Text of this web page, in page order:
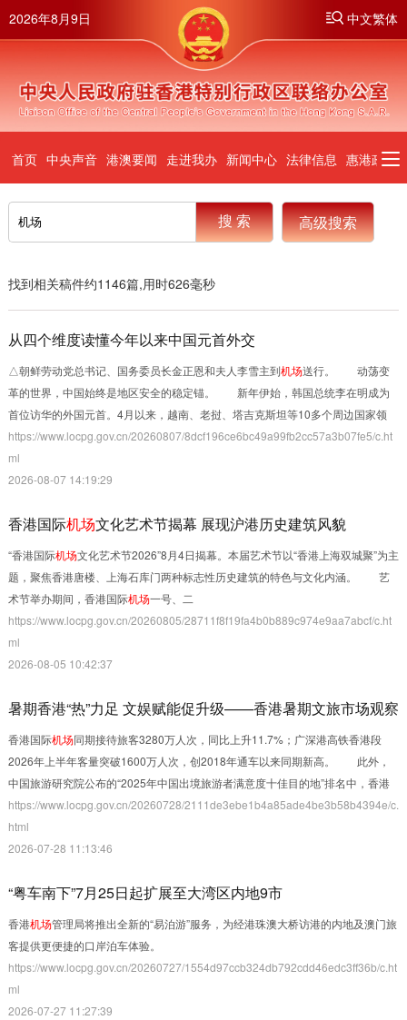
2026年8月9日 中文繁体
首页 中央声音 港澳要闻 走进我办 新闻中心 法律信息 惠港政策
高级搜索
筛选
排序方式： 智能排序 时间排序
时间范围： 不限 一周内 一月内 一年内
找到相关稿件约1146篇,用时626毫秒
从四个维度读懂今年以来中国元首外交
△朝鲜劳动党总书记、国务委员长金正恩和夫人李雪主到机场送行。 动荡变
革的世界，中国始终是地区安全的稳定锚。 新年伊始，韩国总统李在明成为
首位访华的外国元首。4月以来，越南、老挝、塔吉克斯坦等10多个周边国家领
https://www.locpg.gov.cn/20260807/8dcf196ce6bc49a99fb2cc57a3b07fe5/c.ht
ml
2026-08-07 14:19:29
香港国际机场文化艺术节揭幕 展现沪港历史建筑风貌
“香港国际机场文化艺术节2026”8月4日揭幕。本届艺术节以“香港上海双城聚”为主
题，聚焦香港唐楼、上海石库门两种标志性历史建筑的特色与文化内涵。 艺
术节举办期间，香港国际机场一号、二
https://www.locpg.gov.cn/20260805/28711f8f19fa4b0b889c974e9aa7abcf/c.ht
ml
2026-08-05 10:42:37
暑期香港“热”力足 文娱赋能促升级——香港暑期文旅市场观察
香港国际机场同期接待旅客3280万人次，同比上升11.7%；广深港高铁香港段
2026年上半年客量突破1600万人次，创2018年通车以来同期新高。 此外，
中国旅游研究院公布的“2025年中国出境旅游者满意度十佳目的地”排名中，香港
https://www.locpg.gov.cn/20260728/2111de3ebe1b4a85ade4be3b58b4394e/c.
html
2026-07-28 11:13:46
“粤车南下”7月25日起扩展至大湾区内地9市
香港机场管理局将推出全新的“易泊游”服务，为经港珠澳大桥访港的内地及澳门旅
客提供更便捷的口岸泊车体验。
https://www.locpg.gov.cn/20260727/1554d97ccb324db792cdd46edc3ff36b/c.ht
ml
2026-07-27 11:27:39